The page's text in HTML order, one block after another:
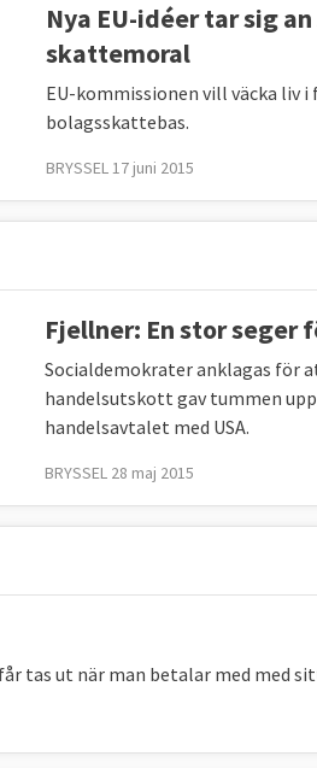
Nya EU-idéer tar sig
skattemoral
EU-kommissionen vill väcka liv
bolagsskattebas.
BRYSSEL 17 juni 2015
Fjellner: En stor seger
Socialdemokrater anklagas för
handelsutskott gav tummen
handelsavtalet med USA.
BRYSSEL 28 maj 2015
tas ut när man betalar med med